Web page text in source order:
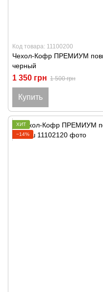
Код товара: 11100200
Чехол-Кофр ПРЕМИУМ
черный
1 350 грн 1 500 грн
Купить
ХИТ
−14%